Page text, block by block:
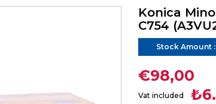
Konica
C754
Stock Amount :
€98,00
Vat included